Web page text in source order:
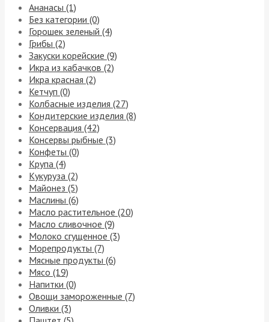
Ананасы (1)
Без категории (0)
Горошек зеленый (4)
Грибы (2)
Закуски корейские (9)
Икра из кабачков (2)
Икра красная (2)
Кетчуп (0)
Колбасные изделия (27)
Кондитерские изделия (8)
Консервация (42)
Консервы рыбные (3)
Конфеты (0)
Крупа (4)
Кукуруза (2)
Майонез (5)
Маслины (6)
Масло растительное (20)
Масло сливочное (9)
Молоко сгущенное (3)
Морепродукты (7)
Мясные продукты (6)
Мясо (19)
Напитки (0)
Овощи замороженные (7)
Оливки (3)